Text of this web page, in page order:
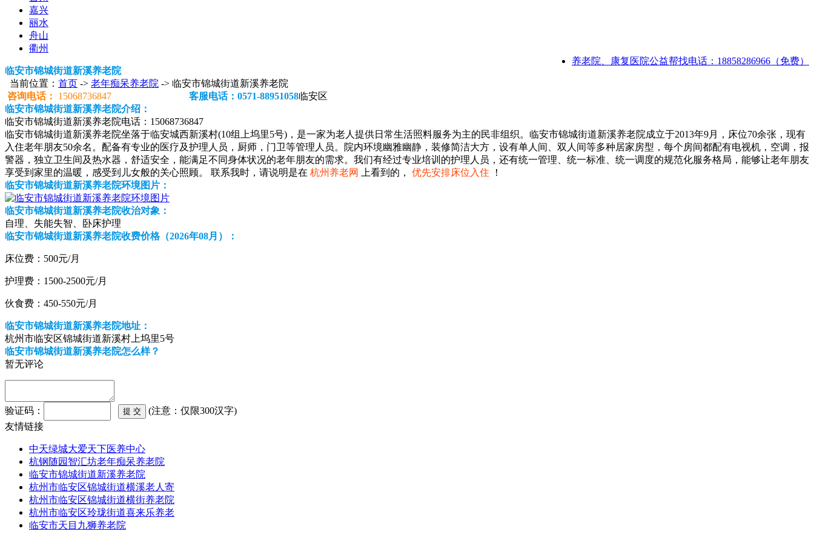
嘉兴
丽水
舟山
衢州
养老院、康复医院公益帮找电话：18858286966（免费）
临安市锦城街道新溪养老院
当前位置： 首页 -> 老年痴呆养老院 -> 临安市锦城街道新溪养老院
咨询电话：
15068736847 客服电话：0571-88951058临安区
临安市锦城街道新溪养老院介绍：
临安市锦城街道新溪养老院电话：15068736847
临安市锦城街道新溪养老院坐落于临安城西新溪村(10组上坞里5号)，是一家为老人提供日常生活照料服务为主的民非组织。临安市锦城街道新溪养老院成立于2013年9月，床位70余张，现有
入住老年朋友50余名。配备有专业的医疗及护理人员，厨师，门卫等管理人员。院内环境幽雅幽静，装修简洁大方，设有单人间、双人间等多种居家房型，每个房间都配有电视机，空调，报
警器，独立卫生间及热水器，舒适安全，能满足不同身体状况的老年朋友的需求。我们有经过专业培训的护理人员，还有统一管理、统一标准、统一调度的规范化服务格局，能够让老年朋友
享受到家里的温暖，感受到儿女般的关心照顾。 联系我时，请说明是在 杭州养老网 上看到的， 优先安排床位入住 ！
临安市锦城街道新溪养老院环境图片：
临安市锦城街道新溪养老院收治对象：
自理、失能失智、卧床护理
临安市锦城街道新溪养老院收费价格（2026年08月）：
床位费：500元/月
护理费：1500-2500元/月
伙食费：450-550元/月
临安市锦城街道新溪养老院地址：
杭州市临安区锦城街道新溪村上坞里5号
临安市锦城街道新溪养老院怎么样？
暂无评论
验证码：
(注意：仅限300汉字)
友情链接
中天绿城大爱天下医养中心
杭钢随园智汇坊老年痴呆养老院
临安市锦城街道新溪养老院
杭州市临安区锦城街道横溪老人寄
杭州市临安区锦城街道横街养老院
杭州市临安区玲珑街道喜来乐养老
临安市天目九狮养老院